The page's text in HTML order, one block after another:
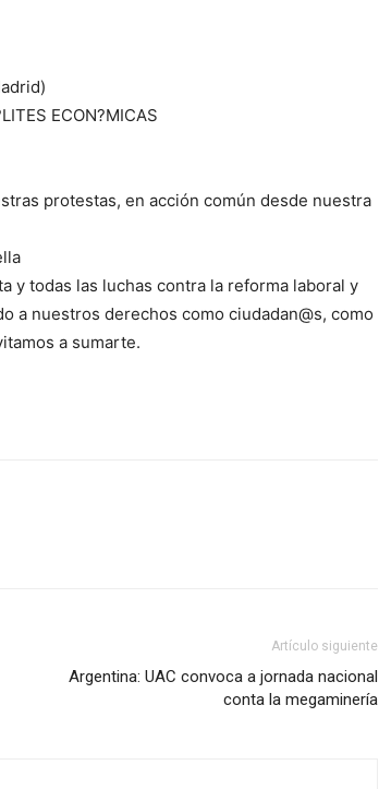
ECON?MICAS
protestas, en acción común desde nuestra
y todas las luchas contra la reforma laboral y
a nuestros derechos como ciudadan@s, como
a sumarte.
Artículo siguiente
Argentina: UAC convoca a jornada nacional
conta la megaminería